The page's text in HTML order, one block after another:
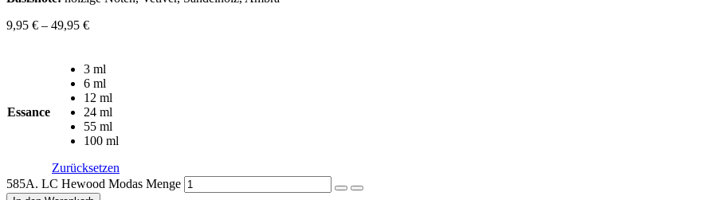
9,95 € – 49,95 €
Essance
3 ml
6 ml
12 ml
24 ml
55 ml
100 ml
Zurücksetzen
585A. LC Hewood Modas Menge